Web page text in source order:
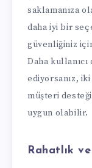
saklamanıza
daha iyi bir
güvenliğiniz
Daha
ediyorsanız,
müşteri
uygun olabilir.
Rahatlık